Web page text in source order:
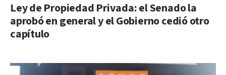
Ley de Propiedad Privada: el Senado la
aprobó en general y el Gobierno cedió otro
capítulo